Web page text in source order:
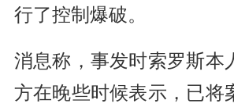
行了控制爆破。
消息称，事发时索罗斯本
方在晚些时候表示，已将